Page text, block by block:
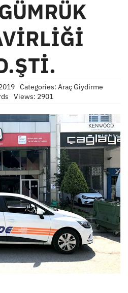
Categories: Araç Giydirme
Views: 2901